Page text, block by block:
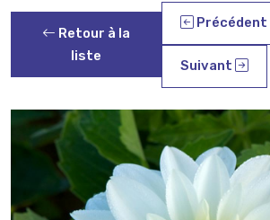
Retour à la
liste
Précédent
Suivant